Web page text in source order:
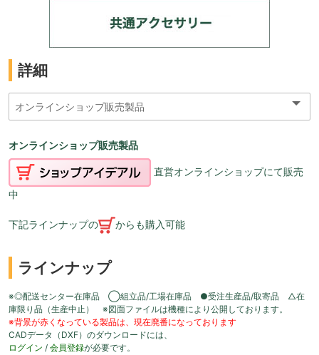
詳細
オンラインショップ販売製品
直営オンラインショップにて販売
中
下記ラインナップの からも購入可能
ラインナップ
※◎配送センター在庫品 ◯組立品/工場在庫品 ●受注生産品/取寄品 △在
庫限り品（生産中止） ※図面ファイルは機種により公開しております。
※背景が赤くなっている製品は、現在廃番になっております
CADデータ（DXF）のダウンロードには、
ログイン / 会員登録が必要です。